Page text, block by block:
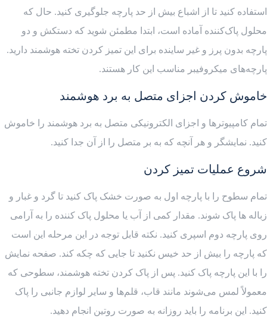
استفاده کنید تا از اشباع بیش از حد پارچه جلوگیری کنید. حال که
محلول پاک‌کننده آماده است، ابتدا مطمئن شوید که دستکش و دو
پارچه بدون پرز و غیر ساینده برای این تمیز کردن تخته هوشمند دارید.
پارچه‌های میکروفیبر مناسب این کار هستند.
خاموش کردن اجزای متصل به برد هوشمند
تمام کامپیوترها و اجزای الکترونیکی متصل به برد هوشمند را خاموش
کنید. نمایشگر و هر آنچه که به بر متصل را از آن جدا کنید.
شروع عملیات تمیز کردن
تمام سطوح را با پارچه اول به صورت خشک پاک کنید تا گرد و غبار و
زباله ها پاک شوند. مقدار کمی از آب یا محلول پاک کننده را به آرامی
روی پارچه دوم اسپری کنید. نکته قابل توجه در این مرحله این است
که پارچه را بیش از حد خیس نکنید تا جایی که چکه کند. صفحه نمایش
را با این پارچه پاک کنید. پس از پاک کردن تخته هوشمند، سطوحی که
معمولاً لمس می‌شوند مانند قاب، قلم‌ها و سایر لوازم جانبی را پاک
کنید. این برنامه را باید روزانه به صورت روتین انجام دهید.